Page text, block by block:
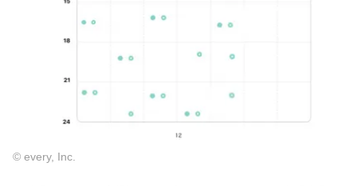
© every, Inc.